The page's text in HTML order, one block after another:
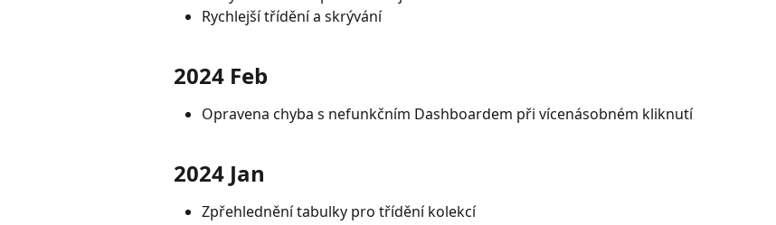
Rychlejší třídění a skrývání
2024 Feb
Opravena chyba s nefunkčním Dashboardem při vícenásobném kliknutí
2024 Jan
Zpřehlednění tabulky pro třídění kolekcí